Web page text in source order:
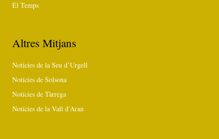
El Temps
Altres Mitjans
Notícies de la Seu d’Urgell
Notícies de Solsona
Notícies de Tàrrega
Notícies de la Vall d’Aran